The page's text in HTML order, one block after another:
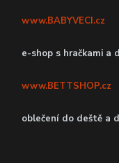
www.BABYVECI.cz
e-shop s hračkami a
www.BETTSHOP.cz
oblečení do deště a